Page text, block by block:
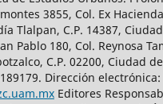
3855, Col. Ex
Tlalpan, C.P. 14387,
Pablo 180, Col. Reynosa
C.P. 02200, Ciudad
Dirección electrónica:
Editores